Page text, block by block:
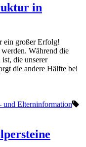
in
ein großer Erfolg!
Während die
die unserer
die andere Hälfte bei
und Elterninformation